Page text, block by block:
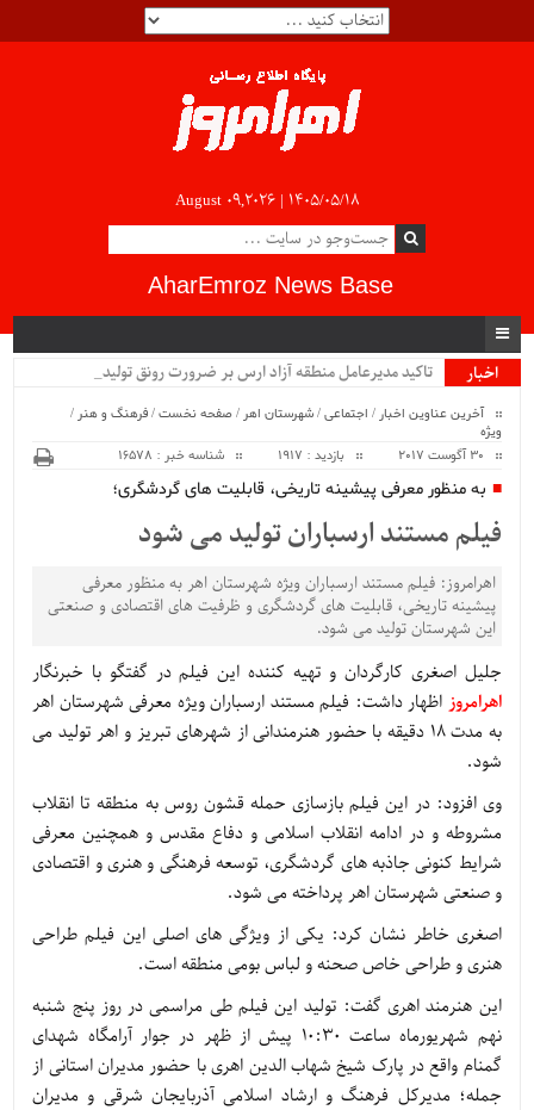
August 09,2026 | ۱۴۰۵/۰۵/۱۸
AharEmroz News Base
اخبار
تاکید مدیرعامل منطقه آزاد ارس بر ضرورت رونق تولید در _
آخرین عناوین اخبار / اجتماعی/شهرستان اهر /صفحه نخست/فرهنگ و هنر /
ویژه
بازدید : 1917 شناسه خبر : 16578
به منظور معرفی پیشینه تاریخی، قابلیت های گردشگری؛
فیلم مستند ارسباران تولید می شود
اهرامروز: فیلم مستند ارسباران ویژه شهرستان اهر به منظور معرفی
پیشینه تاریخی، قابلیت های گردشگری و ظرفیت های اقتصادی و صنعتی
این شهرستان تولید می شود.
جلیل اصغری کارگردان و تهیه کننده این فیلم در گفتگو با خبرنگار
اهرامروز اظهار داشت: فیلم مستند ارسباران ویژه معرفی شهرستان اهر
به مدت 18 دقیقه با حضور هنرمندانی از شهرهای تبریز و اهر تولید می
شود.
وی افزود: در این فیلم بازسازی حمله قشون روس به منطقه تا انقلاب
مشروطه و در ادامه انقلاب اسلامی و دفاع مقدس و همچنین معرفی
شرایط کنونی جاذبه های گردشگری، توسعه فرهنگی و هنری و اقتصادی
و صنعتی شهرستان اهر پرداخته می شود.
اصغری خاطر نشان کرد: یکی از ویژگی های اصلی این فیلم طراحی
هنری و طراحی خاص صحنه و لباس بومی منطقه است.
این هنرمند اهری گفت: تولید این فیلم طی مراسمی در روز پنج شنبه
نهم شهریورماه ساعت 10:30 پیش از ظهر در جوار آرامگاه شهدای
گمنام واقع در پارک شیخ شهاب الدین اهری با حضور مدیران استانی از
جمله؛ مدیرکل فرهنگ و ارشاد اسلامی آذربایجان شرقی و مدیران